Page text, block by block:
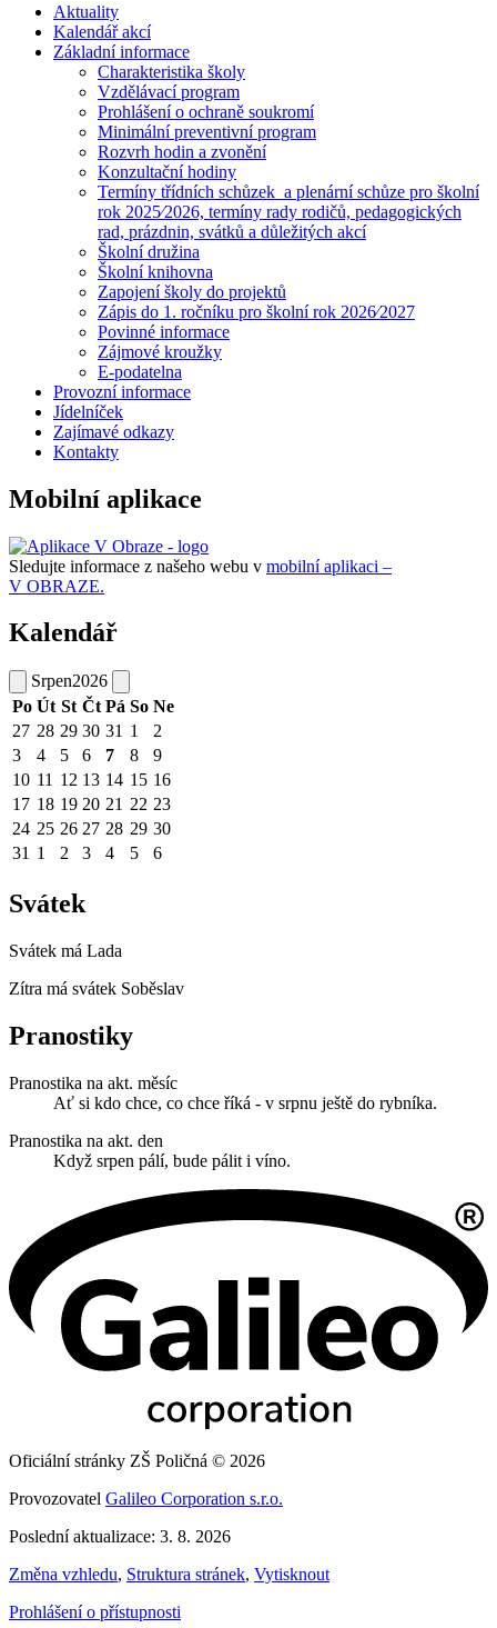
Aktuality
Kalendář akcí
Základní informace
Charakteristika školy
Vzdělávací program
Prohlášení o ochraně soukromí
Minimální preventivní program
Rozvrh hodin a zvonění
Konzultační hodiny
Termíny třídních schůzek a plenární schůze pro školní
rok 2025⁄2026, termíny rady rodičů, pedagogických
rad, prázdnin, svátků a důležitých akcí
Školní družina
Školní knihovna
Zapojení školy do projektů
Zápis do 1. ročníku pro školní rok 2026⁄2027
Povinné informace
Zájmové kroužky
E-podatelna
Provozní informace
Jídelníček
Zajímavé odkazy
Kontakty
Mobilní aplikace
Sledujte informace z našeho webu v mobilní aplikaci –
V OBRAZE.
Kalendář
Srpen2026
Po Út St Čt Pá So Ne
27 28 29 30 31 1
2
3
4 5 6 7 8
9
10 11 12 13 14 15 16
17 18 19 20 21 22 23
24 25 26 27 28 29 30
31 1 2 3 4 5 6
Svátek
Svátek má Lada
Zítra má svátek Soběslav
Pranostiky
Pranostika na akt. měsíc
Ať si kdo chce, co chce říká - v srpnu ještě do rybníka.
Pranostika na akt. den
Když srpen pálí, bude pálit i víno.
Oficiální stránky ZŠ Poličná © 2026
Provozovatel Galileo Corporation s.r.o.
Poslední aktualizace: 3. 8. 2026
Změna vzhledu, Struktura stránek, Vytisknout
Prohlášení o přístupnosti